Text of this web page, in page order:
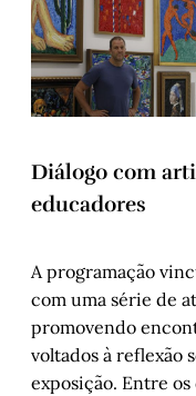
Diálogo com
educadores
A programação
com uma série de
promovendo
voltados à reflexão
exposição. Entre